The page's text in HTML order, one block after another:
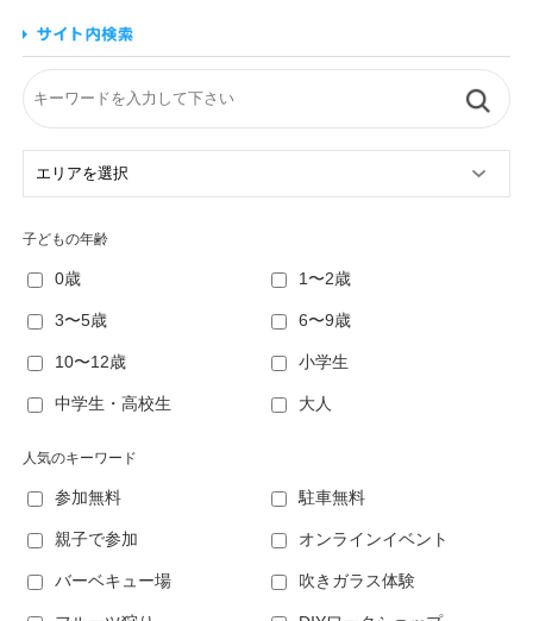
子どもの年齢
0歳 1〜2歳
3〜5歳 6〜9歳
10〜12歳 小学生
中学生・高校生 大人
人気のキーワード
参加無料 駐車無料
親子で参加 オンラインイベント
バーベキュー場 吹きガラス体験